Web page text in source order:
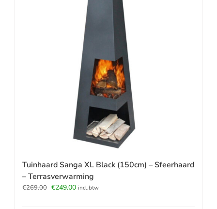
Tuinhaard Sanga XL Black (150cm) – Sfeerhaard
– Terrasverwarming
€269.00 Oorspronkelijke
€249.00Huidige
incl.btw